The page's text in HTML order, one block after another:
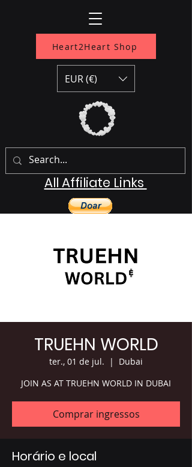
Heart2Heart Shop
All Affiliate Links
EUR (€)
TRUEHN WORLD
ter., 01 de jul.
  |
Dubai
JOIN AS AT TRUEHN WORLD IN DUBAI
Comprar ingressos
Horário e local